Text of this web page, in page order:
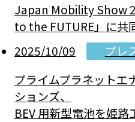
Japan Mobility Show
to the FUTURE」に共
2025/10/09
プレ
プライムプラネットエ
ションズ、
BEV 用新型電池を姫